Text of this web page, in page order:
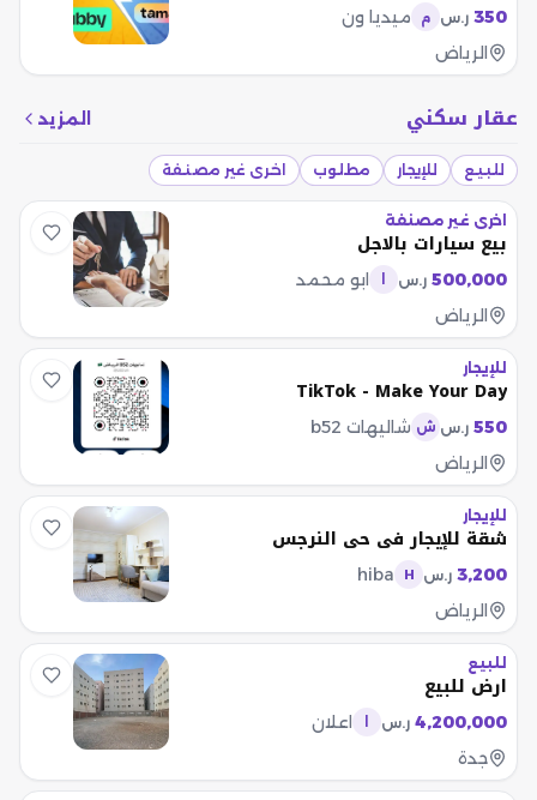
350 ر.س م
ميديا ون
الرياض
عقار سكني المزيد
للبيع للإيجار مطلوب اخرى غير مصنفة
اخرى غير مصنفة
بيع سيارات بالاجل
500,000 ر.س
ابو محمد
الرياض
للإيجار
TikTok - Make Your Day
550 ر.س ش شاليهات b52
الرياض
للإيجار
شقة للإيجار في حي النرجس
3,200 ر.س H
hiba
الرياض
للبيع
ارض للبيع
4,200,000 ر.س
اعلان
جدة